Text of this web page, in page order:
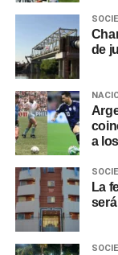
de
a
La